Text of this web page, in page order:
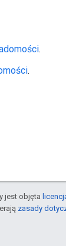
.
.
jest objęta
zasady